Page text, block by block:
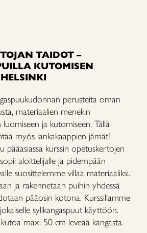
TAIDOT –
KUTOMISEN
perusteita oman
materiaalien menekin
luomiseen ja kutomiseen. Tällä
myös lankakaappien jämät!
pääasiassa kurssin opetuskertojen
aloittelijalle ja pidempään
suosittelemme villaa materiaaliksi.
ja rakennetaan puihin yhdessä
pääosin kotona. Kurssillamme
sylikangaspuut käyttöön.
max. 50 cm leveää kangasta.